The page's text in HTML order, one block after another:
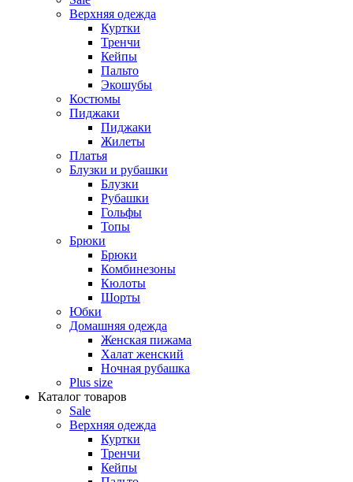
Верхняя одежда
Куртки
Тренчи
Кейпы
Пальто
Экошубы
Костюмы
Пиджаки
Пиджаки
Жилеты
Платья
Блузки и рубашки
Блузки
Рубашки
Гольфы
Топы
Брюки
Брюки
Комбинезоны
Кюлоты
Шорты
Юбки
Домашняя одежда
Женская пижама
Халат женский
Ночная рубашка
Plus size
Каталог товаров
Sale
Верхняя одежда
Куртки
Тренчи
Кейпы